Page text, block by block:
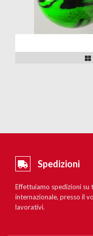
Spedizioni
Effettuiamo spedizioni
internazionale, presso il
lavorativi.